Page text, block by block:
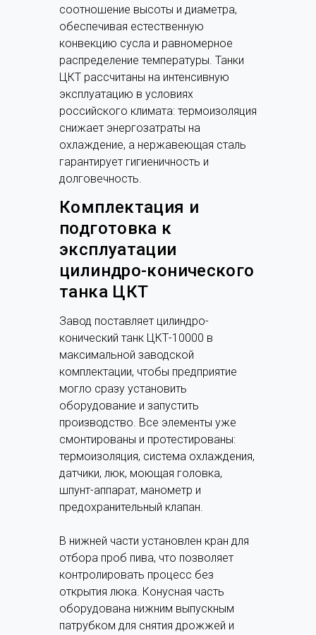
Комплектация и
подготовка к
эксплуатации
цилиндро-конического
танка ЦКТ
соотношение высоты и диаметра,
обеспечивая естественную
конвекцию сусла и равномерное
распределение температуры. Танки
ЦКТ рассчитаны на интенсивную
эксплуатацию в условиях
российского климата: термоизоляция
снижает энергозатраты на
охлаждение, а нержавеющая сталь
гарантирует гигиеничность и
долговечность.
Завод поставляет цилиндро-
конический танк ЦКТ-10000 в
максимальной заводской
комплектации, чтобы предприятие
могло сразу установить
оборудование и запустить
производство. Все элементы уже
смонтированы и протестированы:
термоизоляция, система охлаждения,
датчики, люк, моющая головка,
шпунт-аппарат, манометр и
предохранительный клапан.
В нижней части установлен кран для
отбора проб пива, что позволяет
контролировать процесс без
открытия люка. Конусная часть
оборудована нижним выпускным
патрубком для снятия дрожжей и